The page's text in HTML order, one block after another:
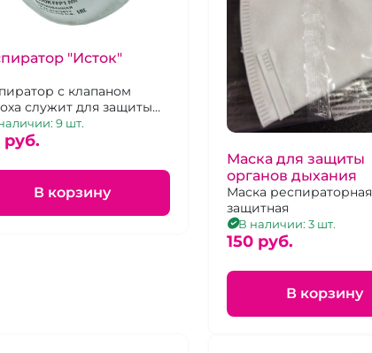
"Исток"
с клапаном
служит для защиты
дыхания человека от
видов аэрозолей
туманов, дымов)
и
дустов и
9 шт.
pуб.
В корзину
Маска для защиты
органов дыхания
Маска респираторная
защитная
В наличии: 3 шт.
150 pуб.
В корзину